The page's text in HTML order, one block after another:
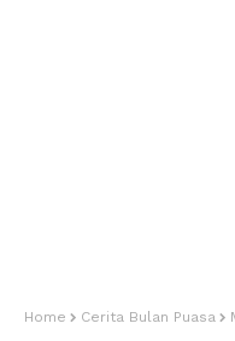
Home Cerita Bulan Puasa